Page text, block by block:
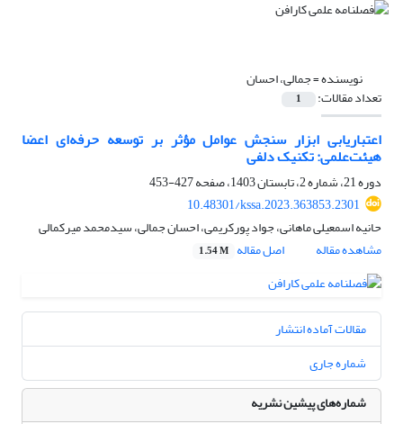
نویسنده =جمالی، احسان
تعداد مقالات: 1
اعتباریابی ابزار سنجش عوامل مؤثر بر توسعه حرفه‌ای اعضا
هیئت‌علمی: تکنیک دلفی
دوره 21، شماره 2، تابستان 1403، صفحه
427-453
10.48301/kssa.2023.363853.2301
حانیه اسمعیلی ماهانی، جواد پورکریمی، احسان جمالی، سیدمحمد میرکمالی
مشاهده مقاله
اصل مقاله 1.54 M
مقالات آماده انتشار
شماره جاری
شماره‌های پیشین نشریه